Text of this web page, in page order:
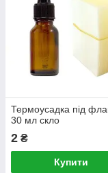
Термоусадка під
30 мл скло
2 ₴
Купити